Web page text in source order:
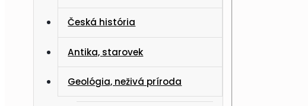
Česká história
Antika, starovek
Geológia, neživá príroda